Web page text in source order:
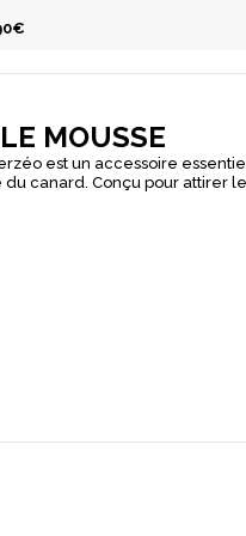
MOUSSE
est un accessoire
les colverts sur
moussé, qui lui offre une
pour
ainsi tromper les canards